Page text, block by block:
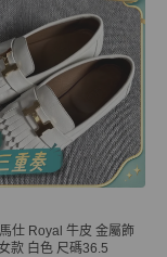
仕 Royal 牛皮 金屬飾
款 白色 尺碼36.5